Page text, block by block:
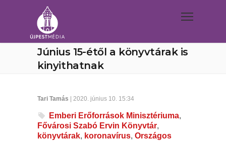
Június 15-étől a könyvtárak is
kinyithatnak
Tari Tamás | 2020. június 10. 15:34
Emberi Erőforrások Minisztériuma,
Fővárosi Szabó Ervin Könyvtár,
könyvtárak, koronavírus, Országos